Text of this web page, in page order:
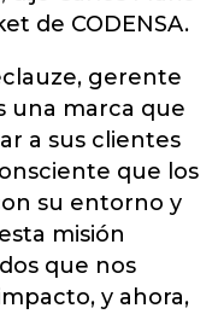
de CODENSA.
gerente
una marca que
a sus clientes
que los
su entorno y
misión
que nos
y ahora,